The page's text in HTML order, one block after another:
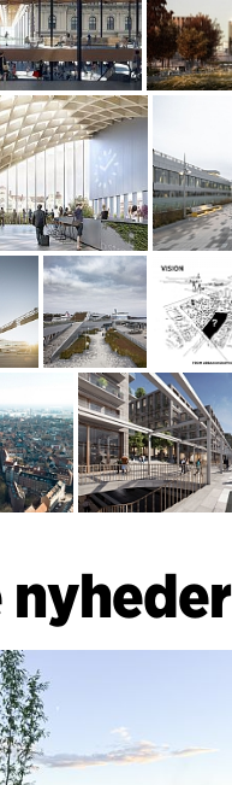
nyheder